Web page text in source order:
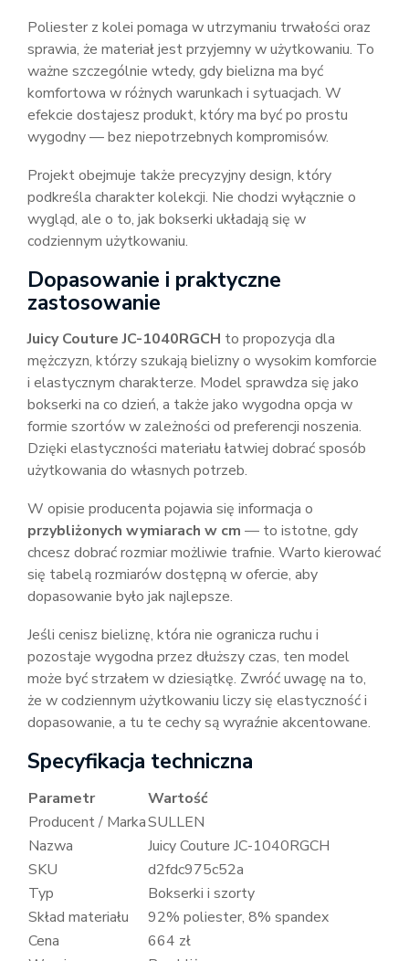
Poliester z kolei pomaga w utrzymaniu trwałości oraz
sprawia, że materiał jest przyjemny w użytkowaniu. To
ważne szczególnie wtedy, gdy bielizna ma być
komfortowa w różnych warunkach i sytuacjach. W
efekcie dostajesz produkt, który ma być po prostu
wygodny — bez niepotrzebnych kompromisów.
Projekt obejmuje także precyzyjny design, który
podkreśla charakter kolekcji. Nie chodzi wyłącznie o
wygląd, ale o to, jak bokserki układają się w
codziennym użytkowaniu.
Dopasowanie i praktyczne
zastosowanie
Juicy Couture JC-1040RGCH to propozycja dla
mężczyzn, którzy szukają bielizny o wysokim komforcie
i elastycznym charakterze. Model sprawdza się jako
bokserki na co dzień, a także jako wygodna opcja w
formie szortów w zależności od preferencji noszenia.
Dzięki elastyczności materiału łatwiej dobrać sposób
użytkowania do własnych potrzeb.
W opisie producenta pojawia się informacja o
przybliżonych wymiarach w cm — to istotne, gdy
chcesz dobrać rozmiar możliwie trafnie. Warto kierować
się tabelą rozmiarów dostępną w ofercie, aby
dopasowanie było jak najlepsze.
Jeśli cenisz bieliznę, która nie ogranicza ruchu i
pozostaje wygodna przez dłuższy czas, ten model
może być strzałem w dziesiątkę. Zwróć uwagę na to,
że w codziennym użytkowaniu liczy się elastyczność i
dopasowanie, a tu te cechy są wyraźnie akcentowane.
Specyfikacja techniczna
Parametr
Wartość
Producent / MarkaSULLEN
Nazwa
Juicy Couture JC-1040RGCH
SKU
d2fdc975c52a
Typ
Bokserki i szorty
Skład materiału
92% poliester, 8% spandex
Cena
664 zł